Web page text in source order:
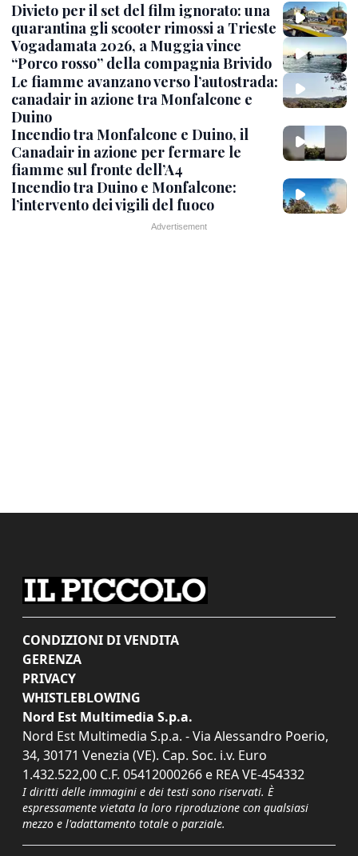
Divieto per il set del film ignorato: una
quarantina gli scooter rimossi a Trieste
Vogadamata 2026, a Muggia vince
“Porco rosso” della compagnia Brivido
Le fiamme avanzano verso l’autostrada:
canadair in azione tra Monfalcone e
Duino
Incendio tra Monfalcone e Duino, il
Canadair in azione per fermare le
fiamme sul fronte dell’A4
Incendio tra Duino e Monfalcone:
l’intervento dei vigili del fuoco
CONDIZIONI DI VENDITA
GERENZA
PRIVACY
WHISTLEBLOWING
Nord Est Multimedia S.p.a.
Nord Est Multimedia S.p.a. - Via Alessandro Poerio,
34, 30171 Venezia (VE). Cap. Soc. i.v. Euro
1.432.522,00 C.F. 05412000266 e REA VE-454332
I diritti delle immagini e dei testi sono riservati. È
espressamente vietata la loro riproduzione con qualsiasi
mezzo e l'adattamento totale o parziale.